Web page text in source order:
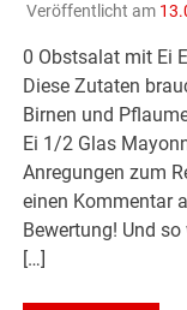
Veröffentlicht am
0 Obstsalat mit Ei
Diese Zutaten
Birnen und
Ei 1/2 Glas
Anregungen zum
einen Kommentar
Bewertung! Und
[…]